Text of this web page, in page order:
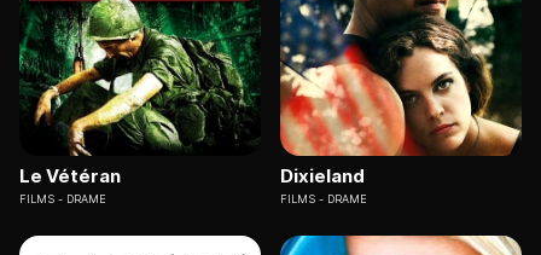
Le Vétéran
FILMS DRAME
Dixieland
FILMS DRAME